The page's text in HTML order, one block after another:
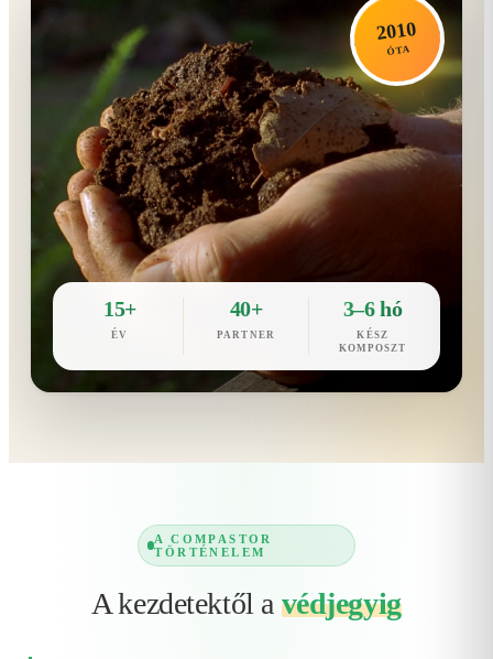
2010
ÓTA
15+
ÉV
40+
PARTNER
3–6 hó
KÉSZ
KOMPOSZT
A COMPASTOR
TÖRTÉNELEM
A kezdetektől a védjegyig